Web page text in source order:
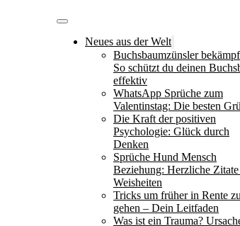
Neues aus der Welt
Buchsbaumzünsler
So schützt du deinen
effektiv
WhatsApp Sprüche zum
Valentinstag: Die besten
Die Kraft der positiven
Psychologie: Glück durch
Denken
Sprüche Hund Mensch
Beziehung: Herzliche
Weisheiten
Tricks um früher in Rente zu
gehen – Dein Leitfaden
Was ist ein Trauma?